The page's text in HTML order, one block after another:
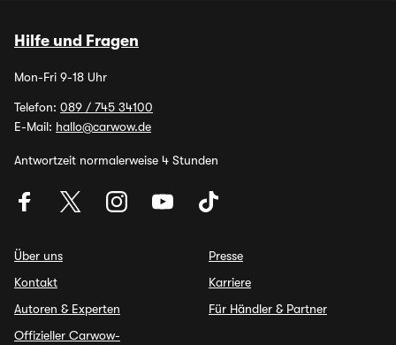
Hilfe und Fragen
Mon-Fri 9-18 Uhr
Telefon: 089 / 745 34100
E-Mail: hallo@carwow.de
Antwortzeit normalerweise 4 Stunden
Über uns
Kontakt
Autoren & Experten
Offizieller Carwow-
Presse
Karriere
Für Händler & Partner